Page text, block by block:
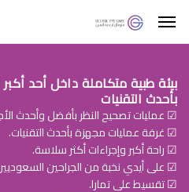
بيئة طبية متكاملة داخل أحد
بأحدث التقنيات
☑ عمليات تصحيح النظر بأفضل وأحدث
☑ غرفة عمليات مجهزة بأحدث التقنيات.
☑ راحة أكبر وإجراءات أكثر سلاسة.
☑ على أيدي نخبة من الجراحين
☑ تقسيط على تمارا.